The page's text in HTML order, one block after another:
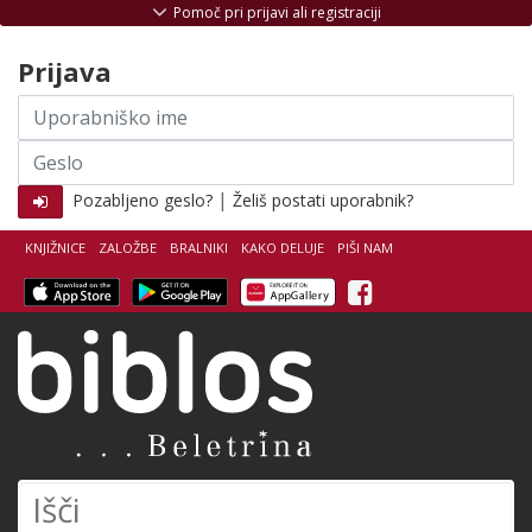
KNJIŽNICE ZALOŽBE BRALNIKI KAKO DELUJE PIŠI NAM
Facebook
Pomoč pri prijavi ali registraciji
Prijava
Uporabniško
ime
Geslo
Pozabljeno geslo? | Želiš postati uporabnik?